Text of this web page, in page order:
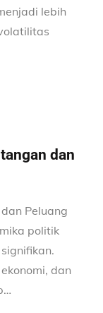
lebih
dan
Peluang
politik
dan